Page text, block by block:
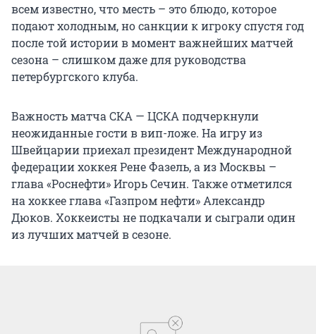
всем известно, что месть – это блюдо, которое
подают холодным, но санкции к игроку спустя год
после той истории в момент важнейших матчей
сезона – слишком даже для руководства
петербургского клуба.
Важность матча СКА — ЦСКА подчеркнули
неожиданные гости в вип-ложе. На игру из
Швейцарии приехал президент Международной
федерации хоккея Рене Фазель, а из Москвы –
глава «Роснефти» Игорь Сечин. Также отметился
на хоккее глава «Газпром нефти» Александр
Дюков. Хоккеисты не подкачали и сыграли один
из лучших матчей в сезоне.